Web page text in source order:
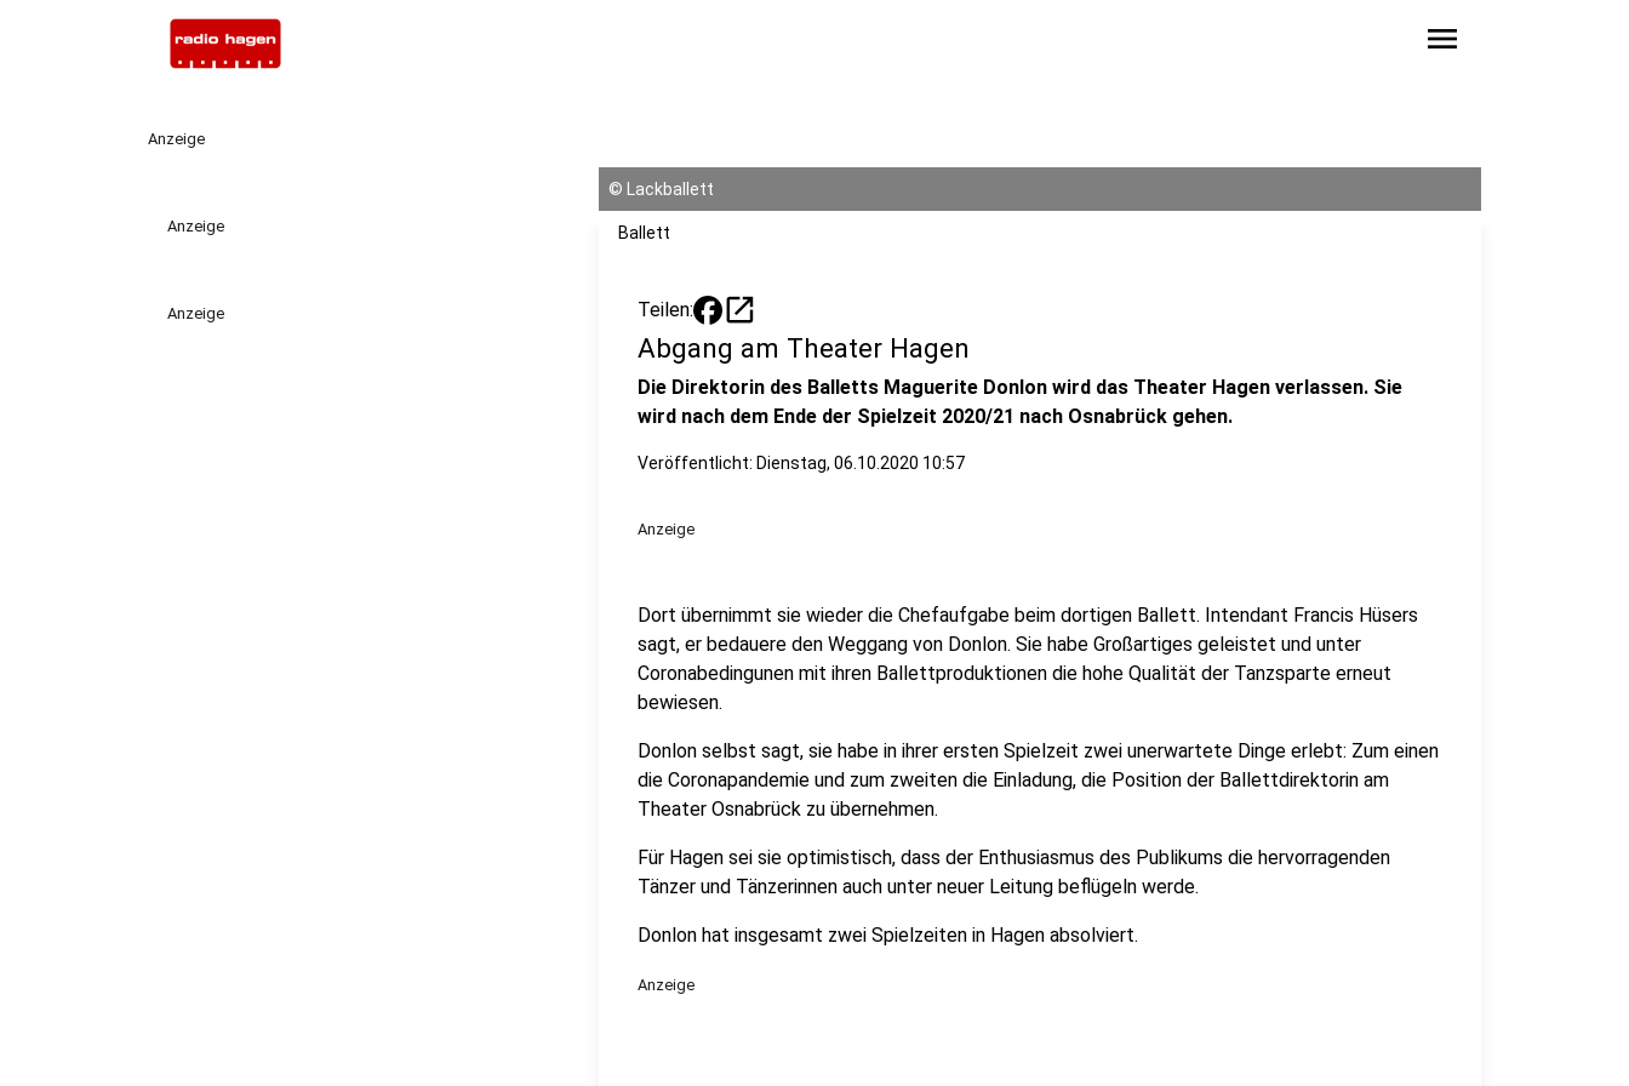
menu
Anzeige
Anzeige
Anzeige
© Lackballett
Ballett
Teilen: open_in_new
Abgang am Theater Hagen
Die Direktorin des Balletts Maguerite Donlon wird das Theater Hagen verlassen. Sie
wird nach dem Ende der Spielzeit 2020/21 nach Osnabrück gehen.
Veröffentlicht: Dienstag, 06.10.2020 10:57
Anzeige
Dort übernimmt sie wieder die Chefaufgabe beim dortigen Ballett. Intendant Francis Hüsers
sagt, er bedauere den Weggang von Donlon. Sie habe Großartiges geleistet und unter
Coronabedingunen mit ihren Ballettproduktionen die hohe Qualität der Tanzsparte erneut
bewiesen.
Donlon selbst sagt, sie habe in ihrer ersten Spielzeit zwei unerwartete Dinge erlebt: Zum einen
die Coronapandemie und zum zweiten die Einladung, die Position der Ballettdirektorin am
Theater Osnabrück zu übernehmen.
Für Hagen sei sie optimistisch, dass der Enthusiasmus des Publikums die hervorragenden
Tänzer und Tänzerinnen auch unter neuer Leitung beflügeln werde.
Donlon hat insgesamt zwei Spielzeiten in Hagen absolviert.
Anzeige